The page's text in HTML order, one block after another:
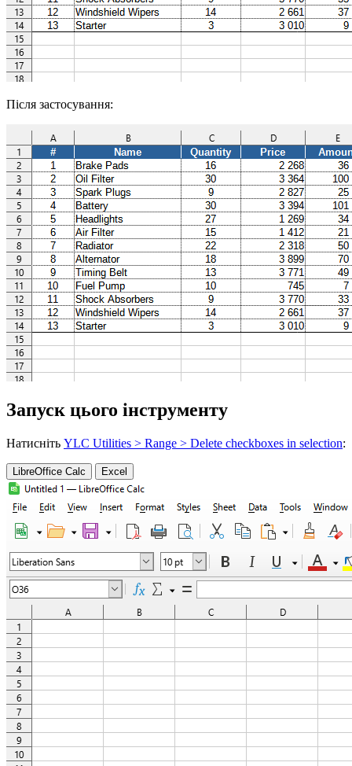
Після застосування:
Запуск цього інструменту
Натисніть YLC Utilities > Range > Delete checkboxes in selection:
LibreOffice Calc Excel